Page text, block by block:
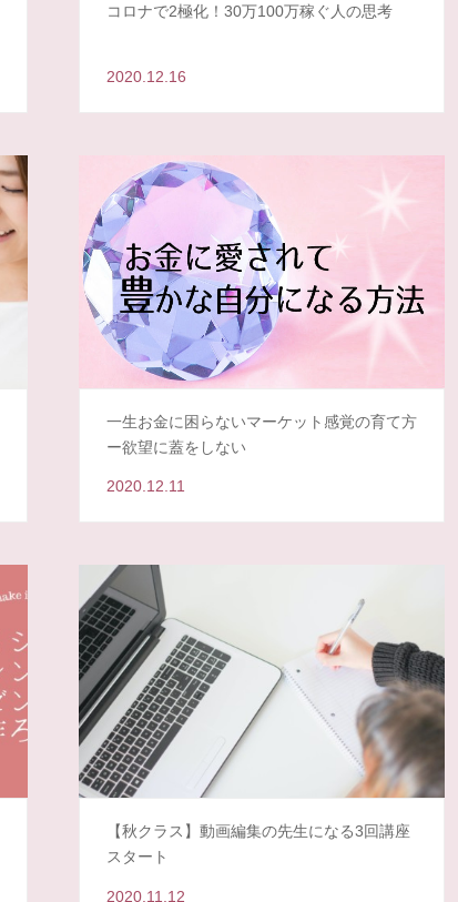
コロナで2極化！30万100万稼ぐ人の思考
2020.12.16
一生お金に困らないマーケット感覚の育て方
ー欲望に蓋をしない
2020.12.11
【秋クラス】動画編集の先生になる3回講座
スタート
2020.11.12